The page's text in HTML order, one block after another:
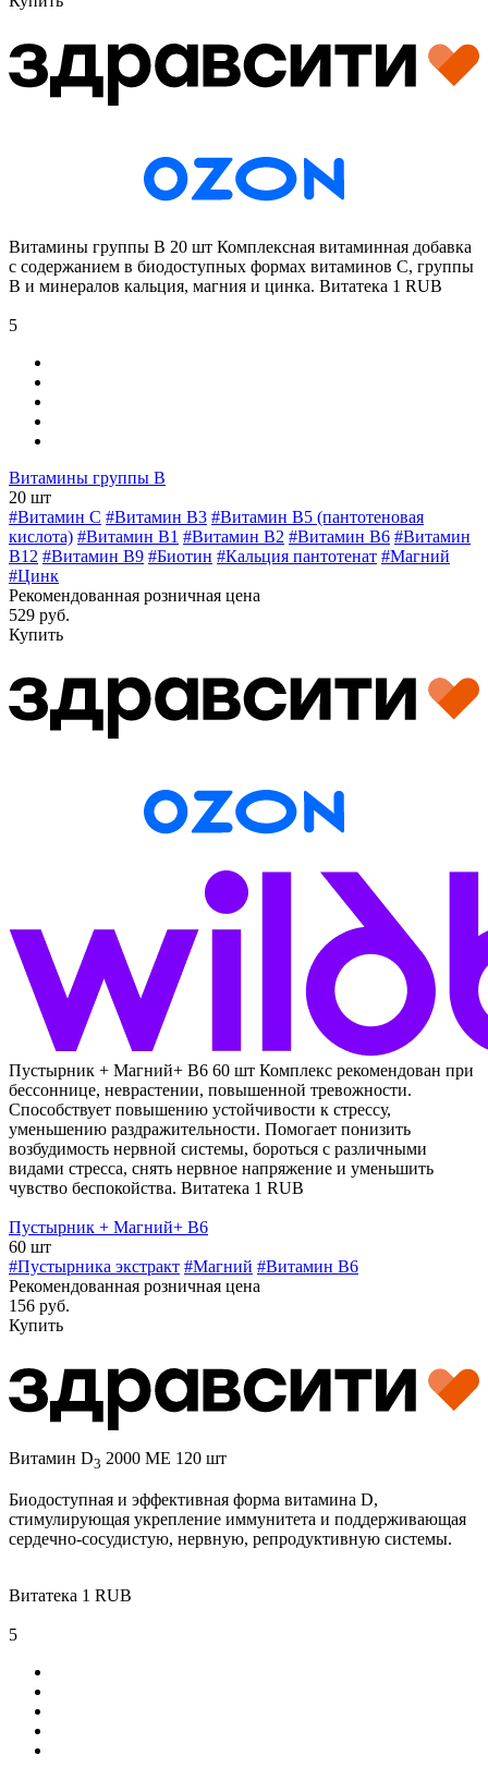
Витамины группы В 20 шт Комплексная витаминная добавка
с содержанием в биодоступных формах витаминов С, группы
В и минералов кальция, магния и цинка. Витатека 1 RUB
5
Витамины группы В
20 шт
#Витамин C #Витамин В3 #Витамин В5 (пантотеновая
кислота) #Витамин B1 #Витамин B2 #Витамин B6 #Витамин
B12 #Витамин B9 #Биотин #Кальция пантотенат #Магний
#Цинк
Рекомендованная розничная цена
529 руб.
Купить
Пустырник + Магний+ В6 60 шт Комплекс рекомендован при
бессоннице, неврастении, повышенной тревожности.
Способствует повышению устойчивости к стрессу,
уменьшению раздражительности. Помогает понизить
возбудимость нервной системы, бороться с различными
видами стресса, снять нервное напряжение и уменьшить
чувство беспокойства. Витатека 1 RUB
Пустырник + Магний+ В6
60 шт
#Пустырника экстракт #Магний #Витамин B6
Рекомендованная розничная цена
156 руб.
Купить
Витамин D3 2000 МЕ 120 шт
Биодоступная и эффективная форма витамина D,
стимулирующая укрепление иммунитета и поддерживающая
сердечно-сосудистую, нервную, репродуктивную системы.
Витатека 1 RUB
5